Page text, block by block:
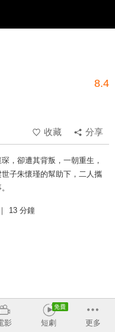
8.4
收藏
分享
，卻遭其背叛，一朝重生，
子朱懷瑾的幫助下，二人攜
13 分鐘
影 短劇 更多